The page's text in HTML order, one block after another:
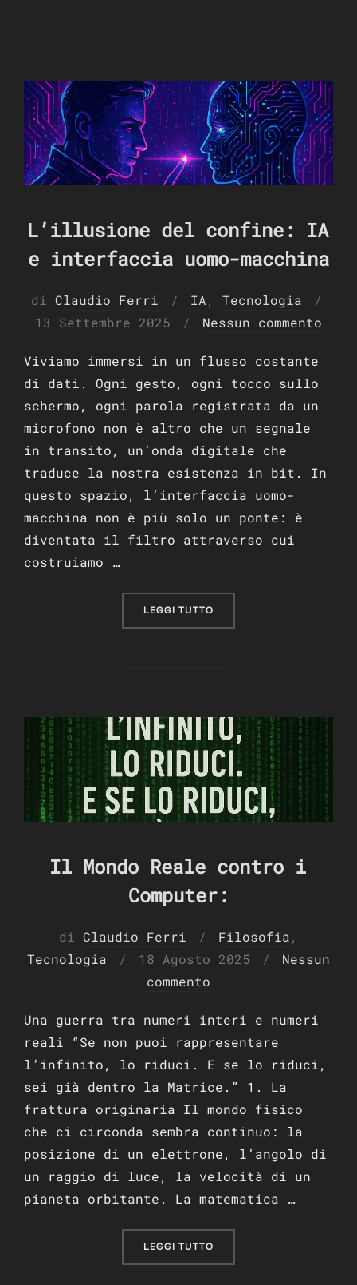
L’illusione del confine: IA
e interfaccia uomo-macchina
di Claudio Ferri IA, Tecnologia
13 Settembre 2025 Nessun commento
Viviamo immersi in un flusso costante
di dati. Ogni gesto, ogni tocco sullo
schermo, ogni parola registrata da un
microfono non è altro che un segnale
in transito, un’onda digitale che
traduce la nostra esistenza in bit. In
questo spazio, l’interfaccia uomo-
macchina non è più solo un ponte: è
diventata il filtro attraverso cui
costruiamo …
LEGGI TUTTO
Il Mondo Reale contro i
Computer:
di Claudio Ferri Filosofia,
Tecnologia
Pubblicato
il
18 Agosto 2025
Nessun
commento
Una guerra tra numeri interi e numeri
reali “Se non puoi rappresentare
l’infinito, lo riduci. E se lo riduci,
sei già dentro la Matrice.” 1. La
frattura originaria Il mondo fisico
che ci circonda sembra continuo: la
posizione di un elettrone, l’angolo di
un raggio di luce, la velocità di un
pianeta orbitante. La matematica …
LEGGI TUTTO